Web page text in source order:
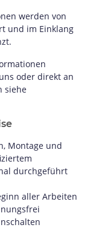
werden von
und im Einklang
oder direkt an
siehe
Montage und
durchgeführt
aller Arbeiten